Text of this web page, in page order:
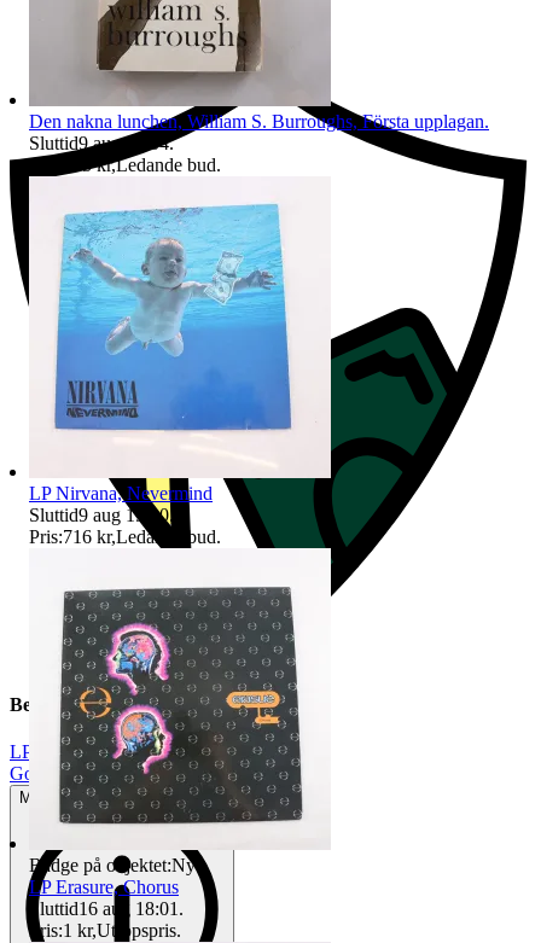
Ersättning om du inte får din vara
Beskrivning
LP
Gott använt skick
Mindre tecken på användning
Den nakna lunchen, William S. Burroughs, Första upplagan.
Sluttid9 aug 21:04.
Pris:
165 kr,Ledande bud.
LP Nirvana, Nevermind
Sluttid9 aug 19:20.
Pris:716 kr,Ledande bud.
Badge på objektet:Ny
LP Erasure, Chorus
Sluttid16 aug 18:01 .
Pris:1 kr,Utropspris.